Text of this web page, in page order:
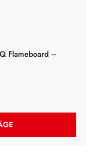
Flameboard –